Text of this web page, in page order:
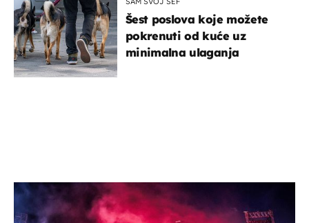
Šest poslova koje možete
pokrenuti od kuće uz
minimalna ulaganja